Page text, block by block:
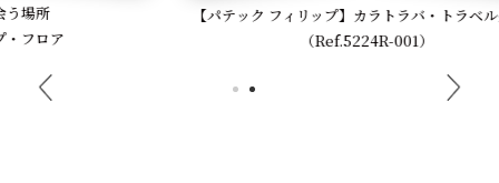
【パテック フィリップ】カラトラバ・トラベルタイム
（Ref.5224R-001）